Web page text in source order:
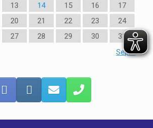
13 14 15 16
17
20 21 22 23
24
27 28 29 30
31
Sep. »